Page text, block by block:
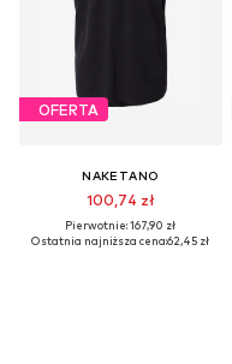
OFERTA
NAKETANO
100,74 zł
Pierwotnie: 167,90 zł
Ostatnia najniższa cena:62,45 zł